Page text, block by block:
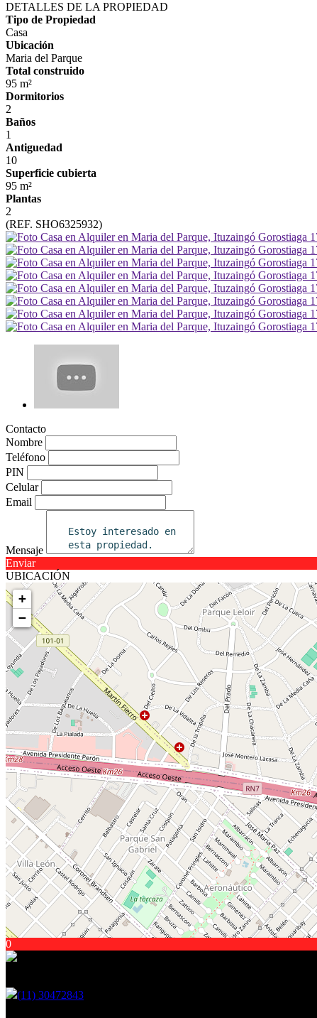
DETALLES DE LA PROPIEDAD
Tipo de Propiedad
Casa
Ubicación
Maria del Parque
Total construido
95 m²
Dormitorios
2
Baños
1
Antiguedad
10
Superficie cubierta
95 m²
Plantas
2
(REF. SHO6325932)
Contacto
Nombre
Teléfono
PIN
Celular
Email
Mensaje
Enviar
UBICACIÓN
+
−
0
(11) 30472843